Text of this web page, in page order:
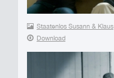
Staatenlos Susann & Klaus
Download